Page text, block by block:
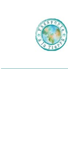
contenido